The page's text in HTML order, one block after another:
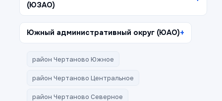
(ЮЗАО)
Южный административный округ (ЮАО)
район Чертаново Южное
район Чертаново Центральное
район Чертаново Северное